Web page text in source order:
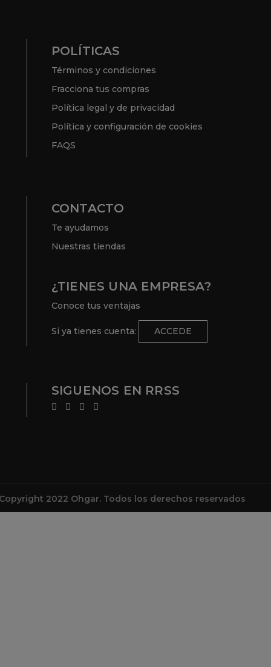
POLÍTICAS
Términos y condiciones
Fracciona tus compras
Política legal y de privacidad
Política y configuración de cookies
FAQS
CONTACTO
Te ayudamos
Nuestras tiendas
¿TIENES UNA EMPRESA?
Conoce tus ventajas
Si ya tienes cuenta: ACCEDE
SIGUENOS EN RRSS
2022 Ohgar. Todos los derechos reservados